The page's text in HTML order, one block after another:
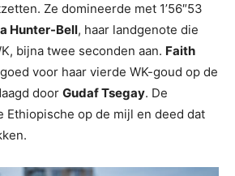
Ze domineerde met 1’56″53
Hunter-Bell, haar landgenote die
bijna twee seconden aan. Faith
voor haar vierde WK-goud op de
door Gudaf Tsegay. De
Ethiopische op de mijl en deed dat